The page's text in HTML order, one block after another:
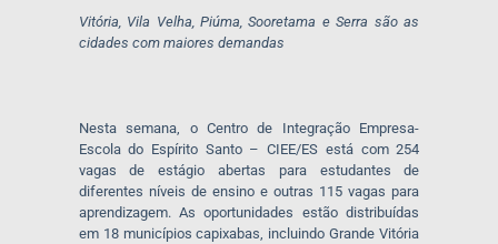
Vitória, Vila Velha, Piúma, Sooretama e Serra são as
cidades com maiores demandas
Nesta semana, o Centro de Integração Empresa-
Escola do Espírito Santo – CIEE/ES está com 254
vagas de estágio abertas para estudantes de
diferentes níveis de ensino e outras 115 vagas para
aprendizagem. As oportunidades estão distribuídas
em 18 municípios capixabas, incluindo Grande Vitória